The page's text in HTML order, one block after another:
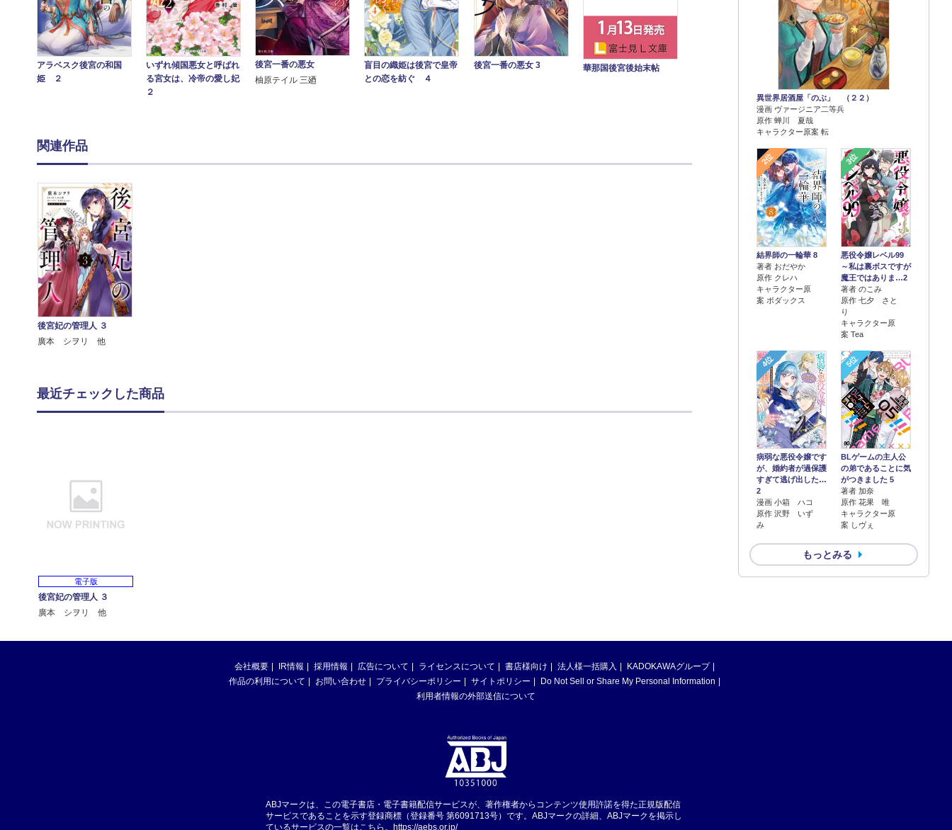
異世界居酒屋「のぶ」 （２２）
漫画 ヴァージニア二等兵
原作 蝉川 夏哉
キャラクター原案 転
2位
結界師の一輪華 8
著者 おだやか
原作 クレハ
キャラクター原
案 ボダックス
3位
悪役令嬢レベル99
～私は裏ボスですが
魔王ではありま…2
著者 のこみ
原作 七夕 さと
り
キャラクター原
案 Tea
4位
病弱な悪役令嬢です
が、婚約者が過保護
すぎて逃げ出した…
2
漫画 小箱 ハコ
原作 沢野 いず
み
5位
BLゲームの主人公
の弟であることに気
がつきました 5
著者 加奈
原作 花果 唯
キャラクター原
案 しヴぇ
もっとみる
アラベスク後宮の和国
姫 ２
いずれ傾国悪女と呼ばれ
る宮女は、冷帝の愛し妃
２
後宮一番の悪女
柚原テイル 三廼
盲目の織姫は後宮で皇帝
との恋を紡ぐ ４
後宮一番の悪女 3 華那国後宮後始末帖
関連作品
後宮妃の管理人 ３
廣本 シヲリ 他
最近チェックした商品
電子版
後宮妃の管理人 ３
廣本 シヲリ 他
会社概要 IR情報 採用情報 広告について ライセンスについて 書店様向け 法人様一括購入
KADOKAWAグループ
作品の利用について
お問い合わせ プライバシーポリシー サイトポリシー
Do Not Sell or Share My Personal Information
利用者情報の外部送信について
ABJマークは、この電子書店・電子書籍配信サービスが、著作権者からコンテンツ使用許諾を得た正規版配信
サービスであることを示す登録商標（登録番号 第6091713号）です。ABJマークの詳細、ABJマークを掲示し
ているサービスの一覧はこちら。 https://aebs.or.jp/